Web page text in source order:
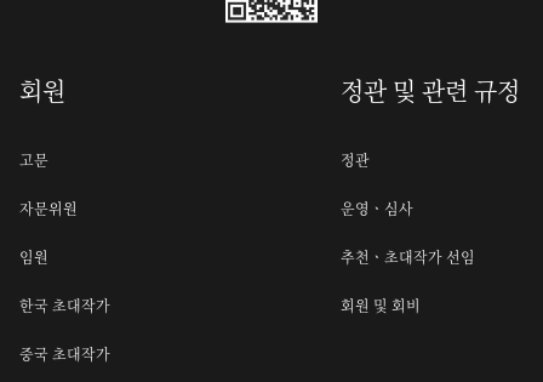
회원
고문
자문위원
임원
한국 초대작가
중국 초대작가
정관 및 관련 규정
정관
운영ㆍ심사
추천ㆍ초대작가 선임
회원 및 회비